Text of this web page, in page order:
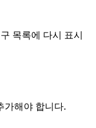
목록에 다시 표시
가해야 합니다.